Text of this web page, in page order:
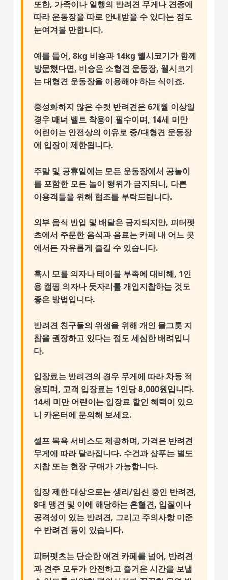
또한, 가족이나 일행의 반려견 무게나 견종에
따라 운동장을 따로 안내받을 수 있다는 점도
눈여겨볼 만합니다.
예를 들어, 8kg 비숑과 14kg 웰시코기가 함께
방문했다면, 비숑은 소형견 운동장, 웰시코기
는 대형견 운동장을 이용해야 하는 식이죠.
중성화하지 않은 수컷 반려견은 6개월 이상일
경우 매너 벨트 착용이 필수이며, 14세 미만
어린이는 안전상의 이유로 중/대형견 운동장
에 입장이 제한됩니다.
주말 및 공휴일에는 모든 운동장에서 공놀이
를 포함한 모든 놀이 행위가 금지되니, 다른
이용객들을 위해 협조를 부탁드립니다.
외부 음식 반입 및 배달은 금지되지만, 피터펫
츠에서 주문한 음식과 음료는 카페 내 어느 곳
에서든 자유롭게 즐길 수 있습니다.
혹시 모를 의자나 테이블 부족에 대비해, 1인
용 캠핑 의자나 돗자리를 개인지참하는 것도
좋은 방법입니다.
반려견 친구들의 위생을 위해개인 물그릇 지
참을 권장하고 있다는 점도 세심한 배려입니
다.
입장료는 반려견의 경우 무게에 따라 차등 적
용되며, 고객 입장료는 1인당 8,000원입니다.
14세 미만 어린이는 입장료 할인 혜택이 있으
니 카운터에 문의해 보세요.
셀프 목욕 서비스도 제공하며, 가격은 반려견
무게에 따라 달라집니다. 수건과 샴푸는 별도
지참 또는 현장 구매가 가능합니다.
입장 제한 대상으로는 생리/임신 중인 반려견,
8대 맹견 및 이에 해당하는 혼혈견, 입질이나
공격성이 있는 반려견, 그리고 주의사항 미준
수 반려견 등이 있습니다.
피터펫츠는 단순한 애견 카페를 넘어, 반려견
과 견주 모두가안전하고 즐거운 시간을 보낼